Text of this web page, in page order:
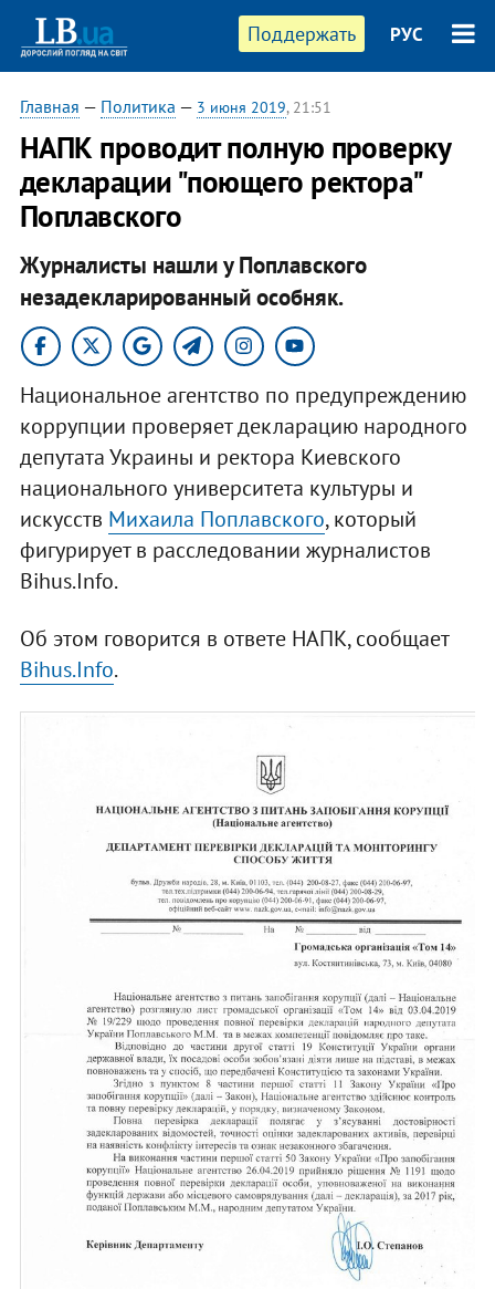
Поддержать РУС
Главная — Политика — 3 июня 2019, 21:51
НАПК проводит полную проверку
декларации "поющего ректора"
Поплавского
Журналисты нашли у Поплавского
незадекларированный особняк.
Национальное агентство по предупреждению
коррупции проверяет декларацию народного
депутата Украины и ректора Киевского
национального университета культуры и
искусств Михаила Поплавского, который
фигурирует в расследовании журналистов
Bihus.Info.
Об этом говорится в ответе НАПК, сообщает
Bihus.Info.